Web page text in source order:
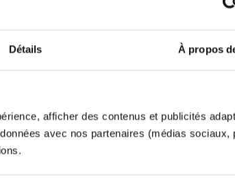
Détails À propos
afficher des contenus et publicités
avec nos partenaires (médias sociaux,